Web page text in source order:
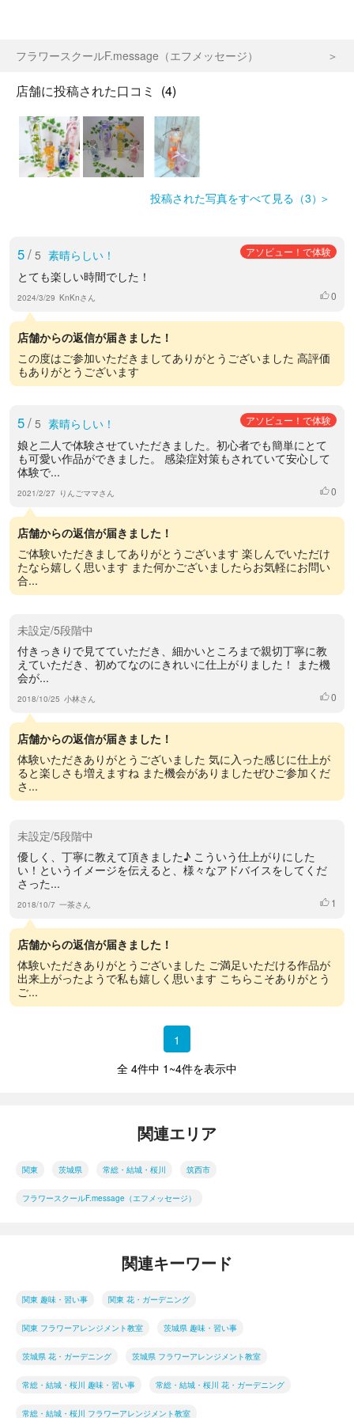
フラワースクールF.message（エフメッセージ）
店舗に投稿された口コミ (4)
投稿された写真をすべて見る（3）
5/ 5 素晴らしい！ アソビュー！で体験
とても楽しい時間でした！
2024/3/29 KnKnさん いいね
0
店舗からの返信が届きました！
この度はご参加いただきましてありがとうございました 高評価
もありがとうございます
5/ 5 素晴らしい！ アソビュー！で体験
娘と二人で体験させていただきました。初心者でも簡単にとて
も可愛い作品ができました。 感染症対策もされていて安心して
体験で...
2021/2/27 りんごママさん いいね
0
店舗からの返信が届きました！
ご体験いただきましてありがとうございます 楽しんでいただけ
たなら嬉しく思います また何かございましたらお気軽にお問い
合...
未設定/5段階中
付きっきりで見てていただき、細かいところまで親切丁寧に教
えていただき、初めてなのにきれいに仕上がりました！ また機
会が...
2018/10/25 小林さん いいね
0
店舗からの返信が届きました！
体験いただきありがとうございました 気に入った感じに仕上が
ると楽しさも増えますね また機会がありましたぜひご参加くだ
さ...
未設定/5段階中
優しく、丁寧に教えて頂きました♪ こういう仕上がりにした
い！というイメージを伝えると、様々なアドバイスをしてくだ
さった...
2018/10/7 一茶さん いいね
1
店舗からの返信が届きました！
体験いただきありがとうございました ご満足いただける作品が
出来上がったようで私も嬉しく思います こちらこそありがとう
ご...
1
全 4件中 1~4件を表示中
関連エリア
関東 茨城県 常総・結城・桜川 筑西市
フラワースクールF.message（エフメッセージ）
関連キーワード
関東 趣味・習い事 関東 花・ガーデニング
関東 フラワーアレンジメント教室 茨城県 趣味・習い事
茨城県 花・ガーデニング 茨城県 フラワーアレンジメント教室
常総・結城・桜川 趣味・習い事 常総・結城・桜川 花・ガーデニング
常総・結城・桜川 フラワーアレンジメント教室